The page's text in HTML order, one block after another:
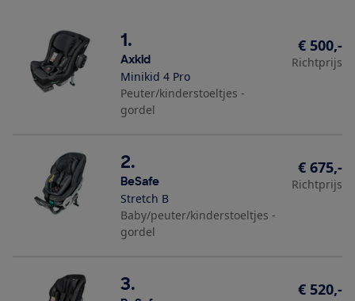
1.
Axkid
Minikid 4 Pro
Peuter/kinderstoeltjes -
gordel
€ 500,-
Richtprijs
2.
BeSafe
Stretch B
Baby/peuter/kinderstoeltjes -
gordel
€ 675,-
Richtprijs
3. € 520,-